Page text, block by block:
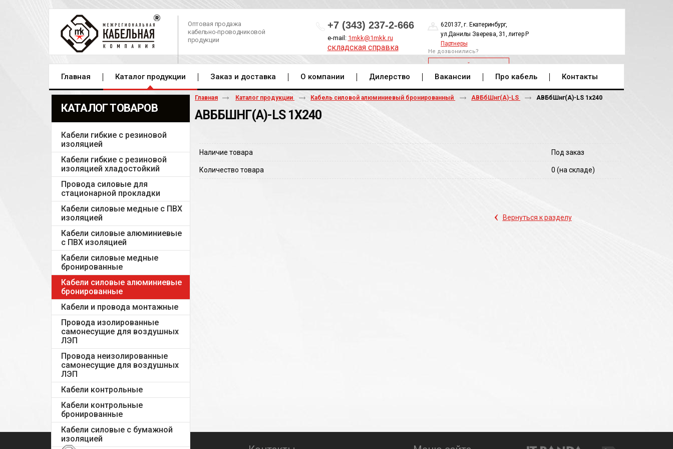
Оптовая продажа
кабельно-проводниковой
продукции
+7 (343) 237-2-666
e-mail: 1mkk@1mkk.ru
складская справка
620137, г. Екатеринбург,
ул.Данилы Зверева, 31, литер Р
Партнеры
Не дозвонились?
ОБРАТНЫЙ ЗВОНОК
Главная Каталог продукции Заказ и доставка О компании Дилерство Вакансии Про кабель Контакты
КАТАЛОГ ТОВАРОВ
Кабели гибкие с резиновой
изоляцией
Кабели гибкие с резиновой
изоляцией хладостойкий
Провода силовые для
стационарной прокладки
Кабели силовые медные с ПВХ
изоляцией
Кабели силовые алюминиевые
с ПВХ изоляцией
Кабели силовые медные
бронированные
Кабели силовые алюминиевые
бронированные
Кабели и провода монтажные
Провода изолированные
самонесущие для воздушных
ЛЭП
Провода неизолированные
самонесущие для воздушных
ЛЭП
Кабели контрольные
Кабели контрольные
бронированные
Кабели силовые с бумажной
изоляцией
Главная Каталог продукции Кабель силовой алюминиевый бронированный АВБбШнг(А)-LS АВБбШнг(A)-LS 1х240
АВББШНГ(A)-LS 1Х240
Наличие товара Под заказ
Количество товара 0 (на складе)
‹ Вернуться к разделу